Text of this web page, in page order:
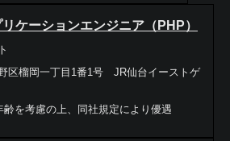
ケーションエンジニア（PHP）
区榴岡一丁目1番1号 JR仙台イーストゲ
を考慮の上、同社規定により優遇